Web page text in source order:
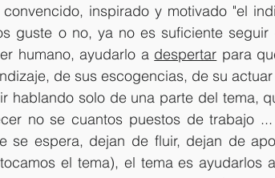
inspirado y motivado "el
guste o no, ya no es suficiente
humano, ayudarlo a despertar para
de sus escogencias, de su
hablando solo de una parte del tema,
no se cuantos puestos de trabajo
se espera, dejan de fluir, dejan de
el tema), el tema es ayudarlos